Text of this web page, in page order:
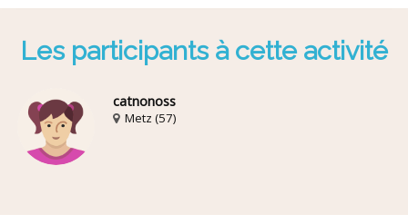
Les participants à cette activité
catnonoss
Metz (57)